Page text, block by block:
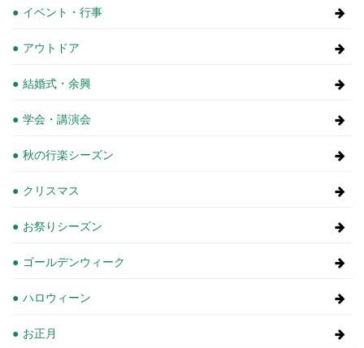
イベント・行事
アウトドア
結婚式・余興
学会・講演会
秋の行楽シーズン
クリスマス
お祭りシーズン
ゴールデンウィーク
ハロウィーン
お正月